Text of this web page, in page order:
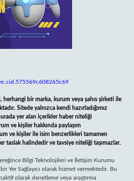
herhangi bir marka, kurum veya şahıs şirketi ile
Sitede yalnızca kendi hazırladığımız
yer alan içerikler haber niteliği
ve kişiler hakkında paylaşım
ve kişiler ile isim benzerlikleri tamamen
taslak halindedir ve tavsiye niteliği taşımazlar.
Bilgi Teknolojileri ve İletişim Kurumu
Yer Sağlayıcı olarak hizmet vermektedir. Bu
olarak denetleme veya araştırma